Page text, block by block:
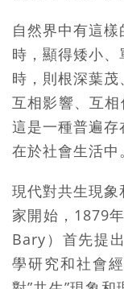
自然界中有這
時，顯得矮小
時，則根深葉
互相影響、互相
這是一種普遍
在於社會生活中。
現代對共生現
家開始，1879
Bary）首先提
學研究和社會